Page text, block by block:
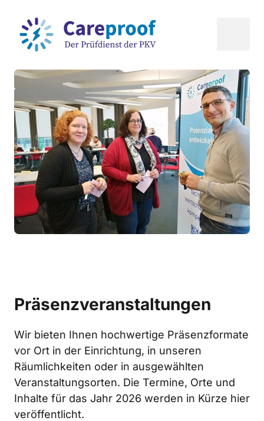
Präsenzveranstaltungen
Wir bieten Ihnen hochwertige Präsenzformate
vor Ort in der Einrichtung, in unseren
Räumlichkeiten oder in ausgewählten
Veranstaltungsorten. Die Termine, Orte und
Inhalte für das Jahr 2026 werden in Kürze hier
veröffentlicht.